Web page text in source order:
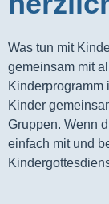
Was tun mit
gemeinsam mit
Kinderprogramm
Kinder
Gruppen. Wenn
einfach mit und